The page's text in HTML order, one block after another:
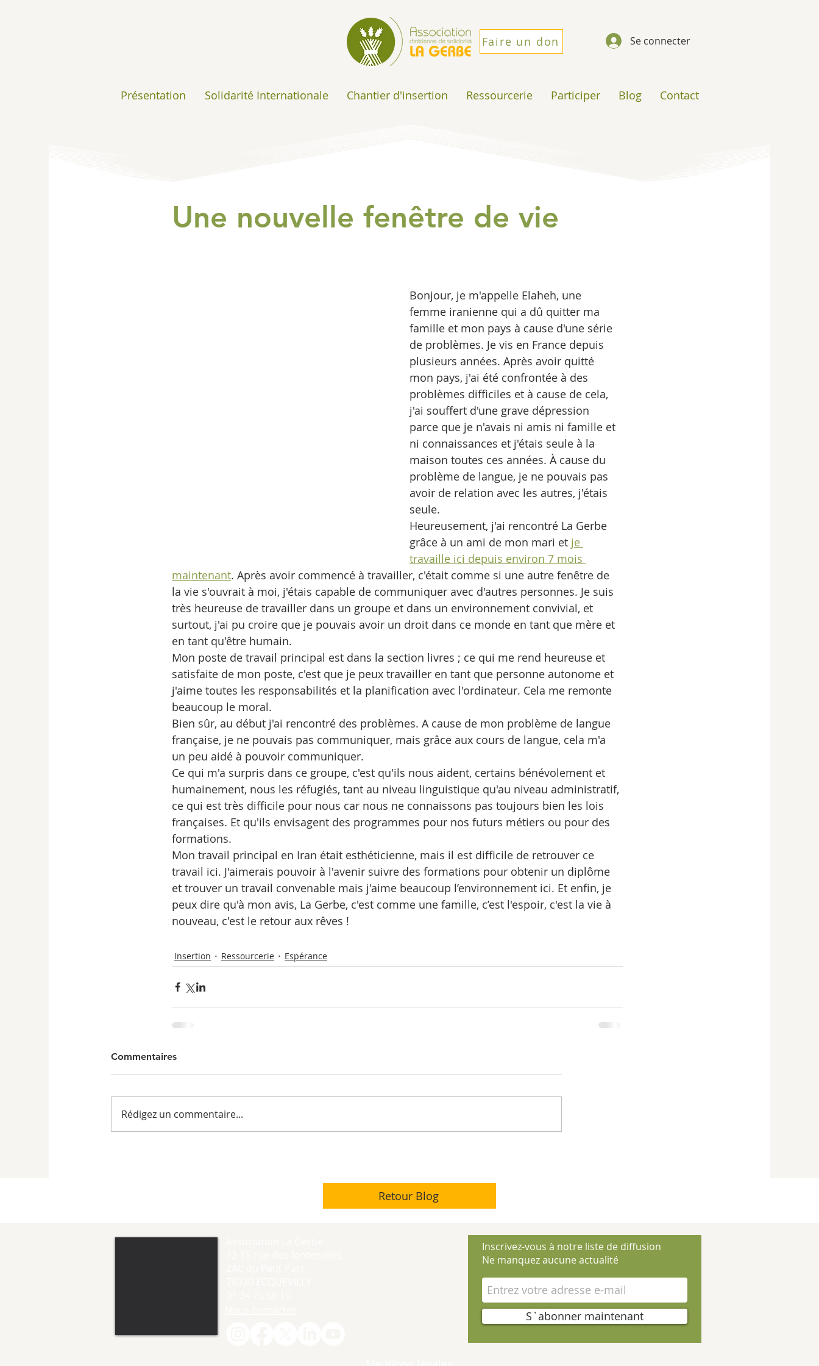
Se connecter
Faire un don
Présentation Solidarité Internationale Chantier d'insertion Ressourcerie Participer Blog Contact
Une nouvelle fenêtre de vie
Bonjour, je m'appelle Elaheh, une
femme iranienne qui a dû quitter ma
famille et mon pays à cause d'une série
de problèmes. Je vis en France depuis
plusieurs années. Après avoir quitté
mon pays, j'ai été confrontée à des
problèmes difficiles et à cause de cela,
j'ai souffert d'une grave dépression
parce que je n'avais ni amis ni famille et
ni connaissances et j'étais seule à la
maison toutes ces années. À cause du
problème de langue, je ne pouvais pas
avoir de relation avec les autres, j'étais
seule.
Heureusement, j'ai rencontré La Gerbe
grâce à un ami de mon mari et je
travaille ici depuis environ 7 mois
maintenant. Après avoir commencé à travailler, c'était comme si une autre fenêtre de
la vie s'ouvrait à moi, j'étais capable de communiquer avec d'autres personnes. Je suis
très heureuse de travailler dans un groupe et dans un environnement convivial, et
surtout, j'ai pu croire que je pouvais avoir un droit dans ce monde en tant que mère et
en tant qu'être humain.
Mon poste de travail principal est dans la section livres ; ce qui me rend heureuse et
satisfaite de mon poste, c'est que je peux travailler en tant que personne autonome et
j'aime toutes les responsabilités et la planification avec l'ordinateur. Cela me remonte
beaucoup le moral.
Bien sûr, au début j'ai rencontré des problèmes. A cause de mon problème de langue
française, je ne pouvais pas communiquer, mais grâce aux cours de langue, cela m'a
un peu aidé à pouvoir communiquer.
Ce qui m'a surpris dans ce groupe, c'est qu'ils nous aident, certains bénévolement et
humainement, nous les réfugiés, tant au niveau linguistique qu'au niveau administratif,
ce qui est très difficile pour nous car nous ne connaissons pas toujours bien les lois
françaises. Et qu'ils envisagent des programmes pour nos futurs métiers ou pour des
formations.
Mon travail principal en Iran était esthéticienne, mais il est difficile de retrouver ce
travail ici. J'aimerais pouvoir à l'avenir suivre des formations pour obtenir un diplôme
et trouver un travail convenable mais j'aime beaucoup l’environnement ici. Et enfin, je
peux dire qu'à mon avis, La Gerbe, c'est comme une famille, c’est l'espoir, c'est la vie à
nouveau, c'est le retour aux rêves !
Insertion Ressourcerie Espérance
Commentaires
Rédigez un commentaire...
Retour Blog
Inscrivez-vous à notre liste de diffusion
Ne manquez aucune actualité
S`abonner maintenant